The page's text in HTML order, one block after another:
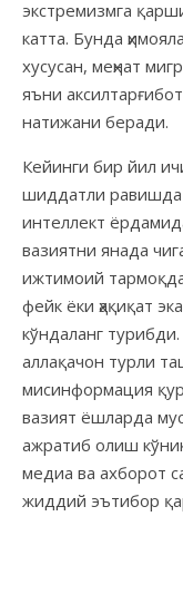
экстремизмга
катта. Бунда
хусусан, меҳнат
яъни
натижани беради.
Кейинги бир йил
шиддатли равишда
интеллект
вазиятни янада
ижтимоий
фейк ёки ҳақиқат
кўндаланг турибди.
аллақачон турли
мисинформация
вазият ёшларда
ажратиб олиш
медиа ва ахборот
жиддий эътибор